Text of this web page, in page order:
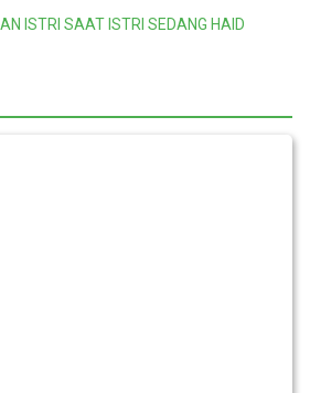
ISTRI SAAT ISTRI SEDANG HAID